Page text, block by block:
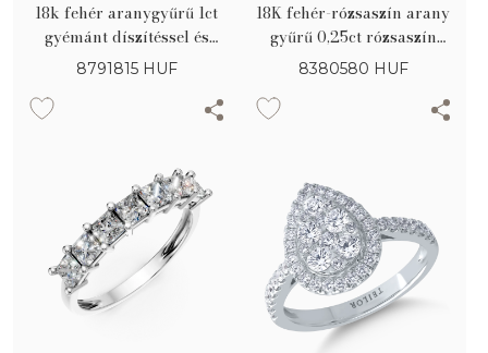
18k fehér aranygyűrű 1ct
gyémánt díszítéssel és
gyémántokkal 0.64ct
8791815 HUF
18K fehér-rózsaszín arany
gyűrű 0,25ct rózsaszín
gyémántokkal és 0.71ct tiszta
8380580 HUF